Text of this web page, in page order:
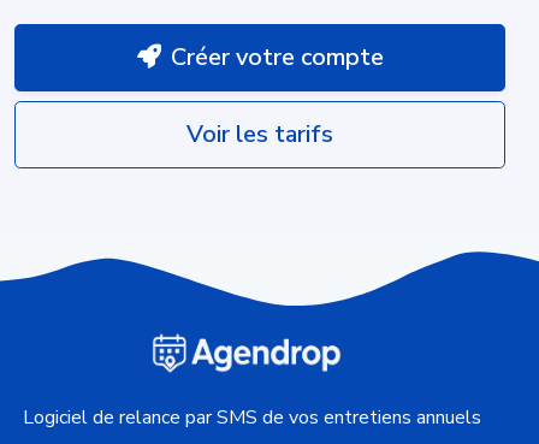
Créer votre compte
Voir les tarifs
Logiciel de relance par SMS de vos entretiens annuels